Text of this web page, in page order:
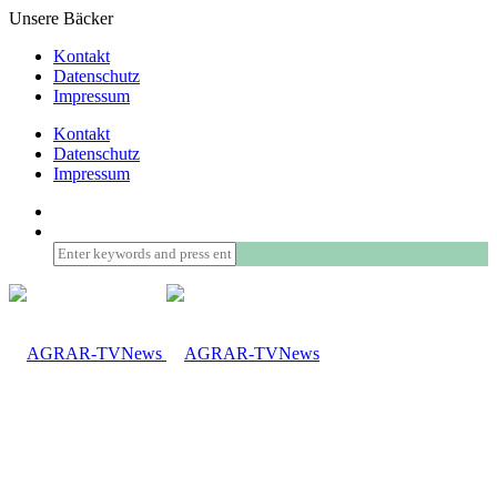
Unsere Bäcker
Kontakt
Datenschutz
Impressum
Kontakt
Datenschutz
Impressum